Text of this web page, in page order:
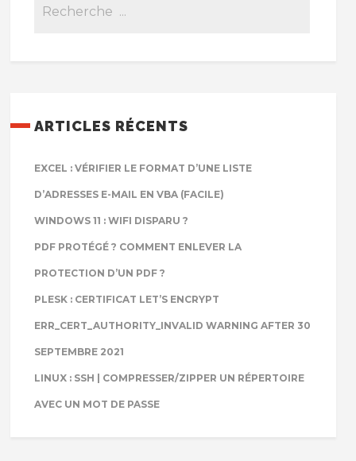
ARTICLES RÉCENTS
EXCEL : VÉRIFIER LE FORMAT D’UNE LISTE
D’ADRESSES E-MAIL EN VBA (FACILE)
WINDOWS 11 : WIFI DISPARU ?
PDF PROTÉGÉ ? COMMENT ENLEVER LA
PROTECTION D’UN PDF ?
PLESK : CERTIFICAT LET’S ENCRYPT
ERR_CERT_AUTHORITY_INVALID WARNING AFTER 30
SEPTEMBRE 2021
LINUX : SSH | COMPRESSER/ZIPPER UN RÉPERTOIRE
AVEC UN MOT DE PASSE